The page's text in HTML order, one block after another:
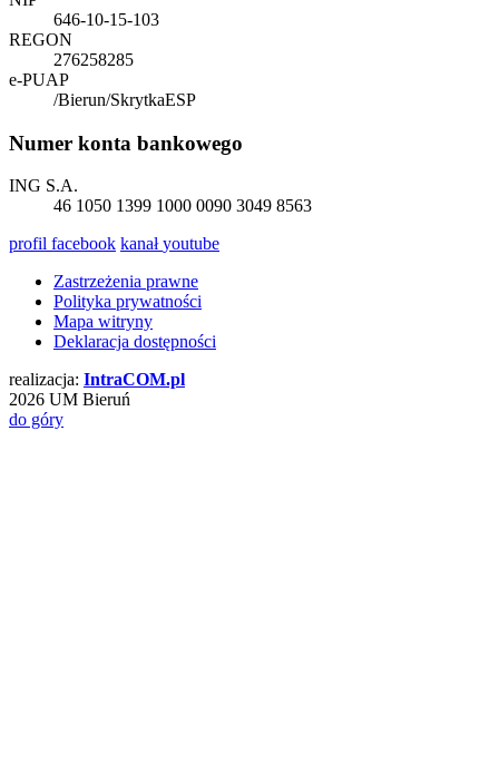
646-10-15-103
REGON
276258285
e-PUAP
/Bierun/SkrytkaESP
Numer konta bankowego
ING S.A.
46 1050 1399 1000 0090 3049 8563
profil facebook kanałyoutube
Zastrzeżenia prawne
Polityka prywatności
Mapa witryny
Deklaracja dostępności
realizacja: IntraCOM.pl
2026 UM Bieruń
do góry